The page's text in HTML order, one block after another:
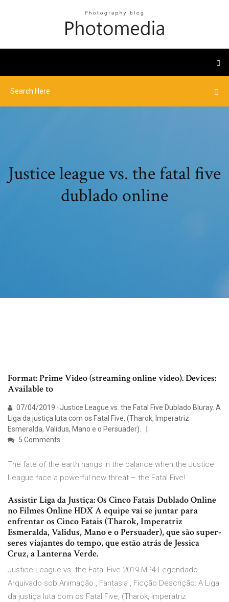
Justice league vs. the fatal five
dublado online
Format: Prime Video (streaming online video). Devices:
Available to
07/04/2019 · Justice League vs. the Fatal Five Dublado Bluray. A
Liga da justiça luta com os Fatal Five, (Tharok, Imperatriz
Esmeralda, Validus, Mano e o Persuader).
5 Comments
The fate of the earth hangs in the balance when the Justice
League face a powerful new threat – the Fatal Five!
Assistir Liga da Justiça: Os Cinco Fatais Dublado Online
no Filmes Online HDX A equipe vai se juntar para
enfrentar os Cinco Fatais (Tharok, Imperatriz
Esmeralda, Validus, Mano e o Persuader), que são super-
seres viajantes do tempo, que estão atrás de Jessica
Cruz, a Lanterna Verde.
Justice League vs. the Fatal Five 2019 MP4 Legendado
Arquivado sob Animação , Fantasia , Ficção Descrição: A Liga
da justiça luta com os Fatal Five, (Tharok, Imperatriz